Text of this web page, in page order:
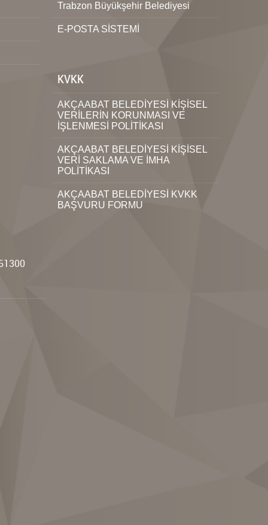
Trabzon Büyükşehir Belediyesi
E-POSTA SİSTEMİ
KVKK
AKÇAABAT BELEDİYESİ KİŞİSEL
VERİLERİN KORUNMASI VE
İŞLENMESİ POLİTİKASI
AKÇAABAT BELEDİYESİ KİŞİSEL
VERİ SAKLAMA VE İMHA
POLİTİKASI
AKÇAABAT BELEDİYESİ KVKK
BAŞVURU FORMU